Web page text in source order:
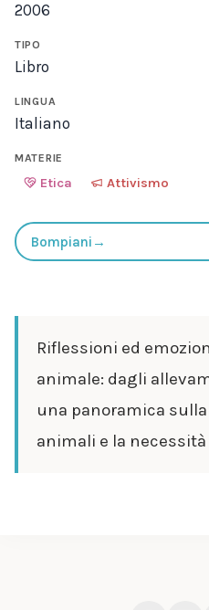
2006
TIPO
Libro
LINGUA
Italiano
MATERIE
Etica Attivismo
Bompiani →
Riflessioni ed
animale: dagli
una panoramica
animali e la